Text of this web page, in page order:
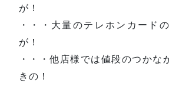
が！
・・・大量のテレホンカード
が！
・・・他店様では値段のつかな
きの！